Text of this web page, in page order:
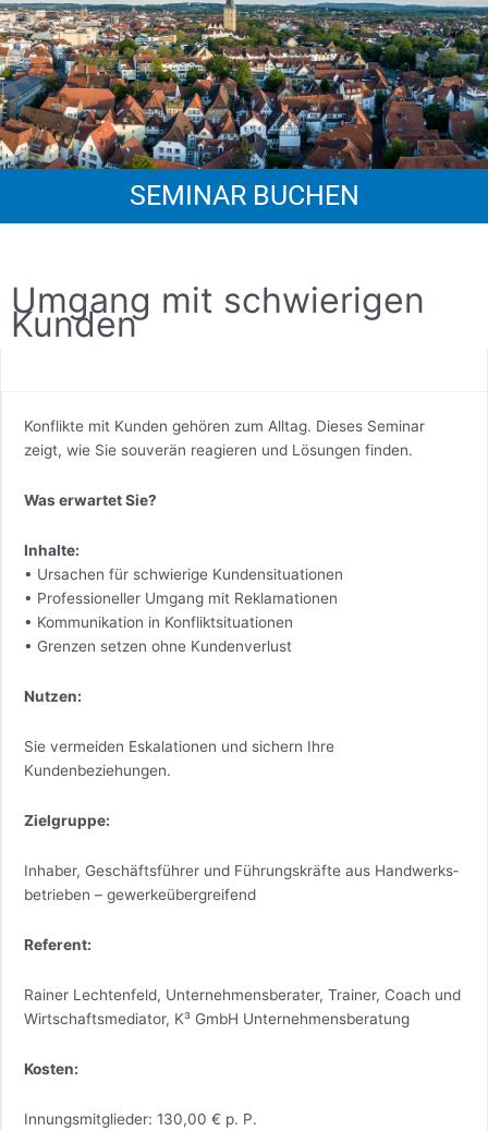
SEMINAR BUCHEN
Umgang mit schwierigen
Kunden
Konflikte mit Kunden gehören zum Alltag. Dieses Seminar
zeigt, wie Sie souverän reagieren und Lösungen finden.
Was erwartet Sie?
Inhalte:
• Ursachen für schwierige Kundensituationen
• Professioneller Umgang mit Reklamationen
• Kommunikation in Konfliktsituationen
• Grenzen setzen ohne Kundenverlust
Nutzen:
Sie vermeiden Eskalationen und sichern Ihre
Kundenbeziehungen.
Zielgruppe:
Inhaber, Geschäftsführer und Führungskräfte aus Handwerks­
betrieben – gewerkeübergreifend
Referent:
Rainer Lechtenfeld, Unternehmensberater, Trainer, Coach und
Wirtschaftsmediator, K³ GmbH Unternehmensberatung
Kosten:
Innungsmitglieder: 130,00 € p. P.